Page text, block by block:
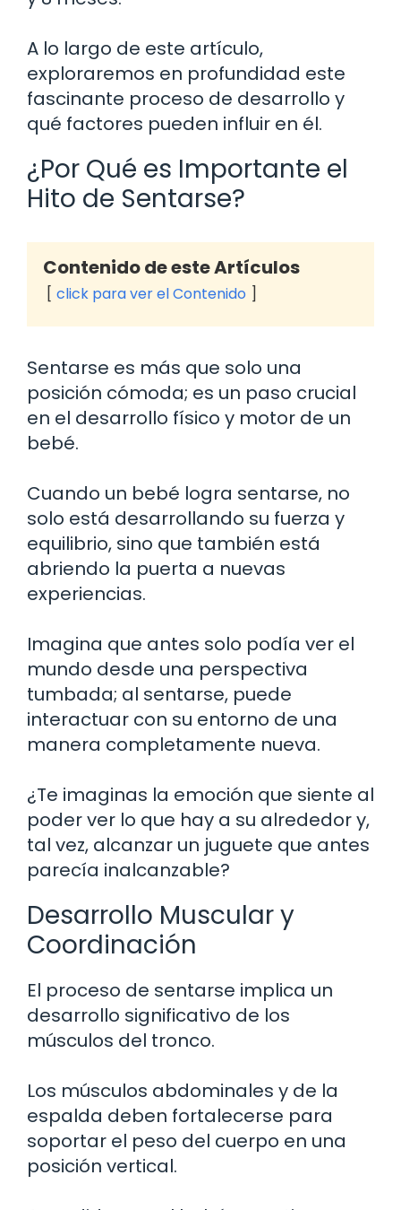
A lo largo de este artículo,
exploraremos en profundidad este
fascinante proceso de desarrollo y
qué factores pueden influir en él.
¿Por Qué es Importante el
Hito de Sentarse?
Contenido de este Artículos
click para ver el Contenido
Sentarse es más que solo una
posición cómoda; es un paso crucial
en el desarrollo físico y motor de un
bebé.
Cuando un bebé logra sentarse, no
solo está desarrollando su fuerza y
equilibrio, sino que también está
abriendo la puerta a nuevas
experiencias.
Imagina que antes solo podía ver el
mundo desde una perspectiva
tumbada; al sentarse, puede
interactuar con su entorno de una
manera completamente nueva.
¿Te imaginas la emoción que siente al
poder ver lo que hay a su alrededor y,
tal vez, alcanzar un juguete que antes
parecía inalcanzable?
Desarrollo Muscular y
Coordinación
El proceso de sentarse implica un
desarrollo significativo de los
músculos del tronco.
Los músculos abdominales y de la
espalda deben fortalecerse para
soportar el peso del cuerpo en una
posición vertical.